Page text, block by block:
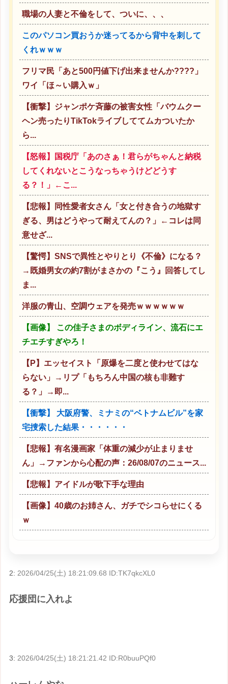
職場の人妻と不倫をして、ついに、、、
このパソコン買おうか迷ってるから背中を刺して
くれｗｗｗ
フリマ民「あと500円値下げ出来ませんか????」
ワイ「ほ～い購入ｗ」
【衝撃】ジャンポケ斉藤の被害女性「バウムクー
ヘン売ったりTikTokライブしててムカついたか
ら...
【怒報】国税庁「あのさぁ！君らがちゃんと納税
してくれないとこうなっちゃうけどどうす
る？！」←こ...
【悲報】同性愛者女さん「女と付き合うの地獄す
ぎる、男はどうやって耐えてんの？」←コレは同
意せざ...
【驚愕】SNSで異性とやりとり《不倫》になる？
→既婚男女の約7割がまさかの『こう』回答してし
ま...
洋服の青山、空調ウェアを発売ｗｗｗｗｗｗ
【画像】 この佳子さまのボディライン、流石にエ
チエチすぎやろ！
【P】エッセイスト「原爆を二度と使わせてはな
らない」→リプ「もちろん中国の核も非難す
る？」→即...
【衝撃】 大阪府警、ミナミの“ベトナムビル”を家
宅捜索した結果・・・・・・
【悲報】有名漫画家「体重の減少が止まりませ
ん」→ファンから心配の声：26/08/07のニュース...
【悲報】アイドルが歌下手な理由
【画像】40歳のお姉さん、ガチでシコらせにくる
ｗ
2: 2026/04/25(土) 18:21:09.68 ID:TK7qkcXL0
応援団に入れよ
3:2026/04/25(土) 18:21:21.42 ID:R0buuPQf0